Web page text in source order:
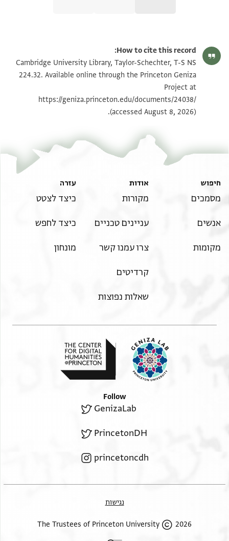
T-S NS 224.32 1v הגדל וסובב
תנאי היתר שימוש בתצלום
How to cite this record:
Cambridge University Library, Taylor-Schechter, T-S NS
224.32. Available online through the Princeton Geniza
Project at
https://geniza.princeton.edu/documents/24038/
(accessed August 8, 2026).
חיפוש
מסמכים
אנשים
מקומות
אודות
מקורות
עניינים טכניים
צרו עמנו קשר
קרדיטים
שאלות נפוצות
עזרה
כיצד לצטט
כיצד לחפש
מונחון
Follow
GenizaLab
PrincetonDH
princetoncdh
נגישות
2026 The Trustees of Princeton University